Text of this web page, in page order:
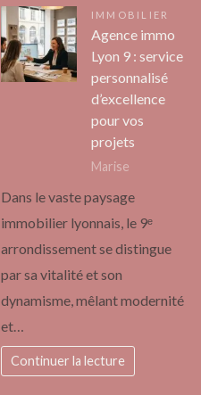
IMMOBILIER
Agence immo
Lyon 9 : service
personnalisé
d’excellence
pour vos
projets
Marise
Dans le vaste paysage
immobilier lyonnais, le 9ᵉ
arrondissement se distingue
par sa vitalité et son
dynamisme, mêlant modernité
et…
Continuer la lecture